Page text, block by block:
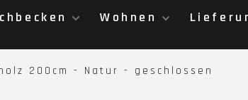
Wohnen
200cm - Natur - geschlossen